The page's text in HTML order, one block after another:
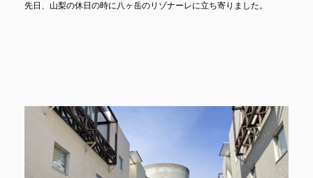
先日、山梨の休日の時に八ヶ岳のリゾナーレに立ち寄りました。